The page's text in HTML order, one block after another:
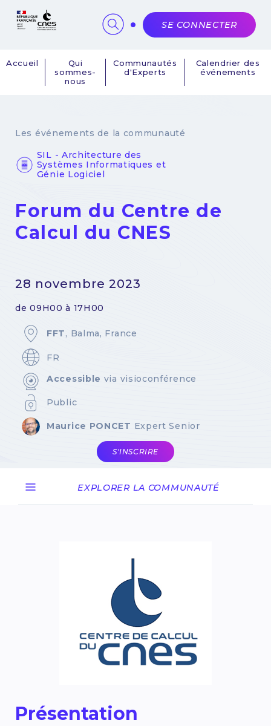
Navigation
Accueil
Qui
sommes-
nous
Communautés
d'Experts
Calendrier des
événements
SE CONNECTER
Les événements de la communauté
SIL - Architecture des
Systèmes Informatiques et
Génie Logiciel
Forum du Centre de
Calcul du CNES
28 novembre 2023
de 09H00 à 17H00
FFT, Balma, France
FR
Accessible via visioconférence
Public
Maurice PONCET Expert Senior
S'INSCRIRE
EXPLORER LA COMMUNAUTÉ
Présentation